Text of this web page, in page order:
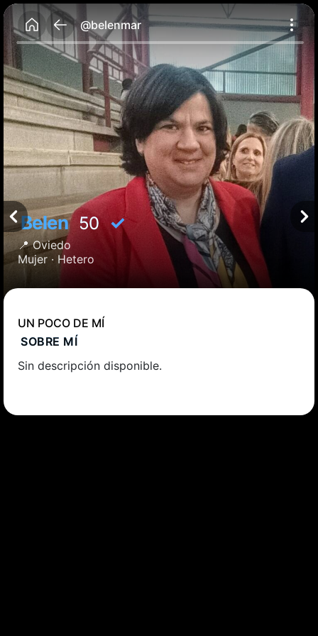
@belenmar
Belen 50✓
📍Oviedo
Mujer · Hetero
UN POCO DE MÍ
SOBRE MÍ
Sin descripción disponible.